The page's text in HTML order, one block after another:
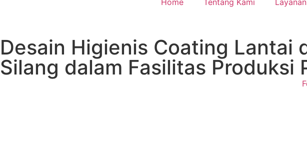
Home Tentang Kami Layanan
Desain Higienis Coating Lantai
Silang dalam Fasilitas Produksi